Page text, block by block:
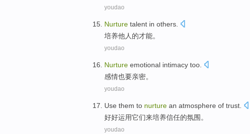
youdao
Nurture talent in others
培养他人 的才能。
youdao
Nurture emotional intimacy too
感情也要亲密。
youdao
Use them to nurture an atmosphere of trust
好好运用它们来培养信任的氛围 。
youdao